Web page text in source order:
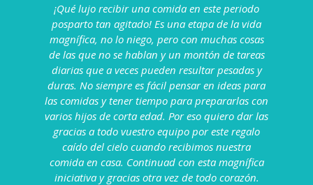
¡Qué lujo recibir una comida en este periodo
posparto tan agitado! Es una etapa de la vida
magnífica, no lo niego, pero con muchas cosas
de las que no se hablan y un montón de tareas
diarias que a veces pueden resultar pesadas y
duras. No siempre es fácil pensar en ideas para
las comidas y tener tiempo para prepararlas con
varios hijos de corta edad. Por eso quiero dar las
gracias a todo vuestro equipo por este regalo
caído del cielo cuando recibimos nuestra
comida en casa. Continuad con esta magnífica
iniciativa y gracias otra vez de todo corazón.